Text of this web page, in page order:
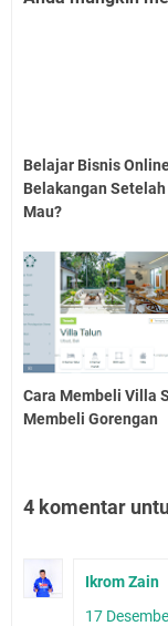
Belajar Bisnis
Belakangan Setelah
Mau?
Cara Membeli Villa
Membeli Gorengan
4 komentar
Ikrom Zain
17